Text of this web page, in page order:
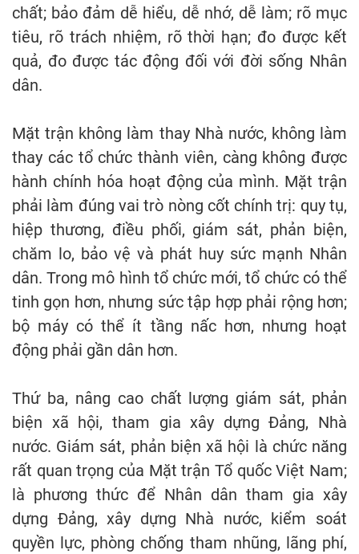
chất; bảo đảm dễ hiểu, dễ nhớ, dễ làm; rõ mục
tiêu, rõ trách nhiệm, rõ thời hạn; đo được kết
quả, đo được tác động đối với đời sống Nhân
dân.
Mặt trận không làm thay Nhà nước, không làm
thay các tổ chức thành viên, càng không được
hành chính hóa hoạt động của mình. Mặt trận
phải làm đúng vai trò nòng cốt chính trị: quy tụ,
hiệp thương, điều phối, giám sát, phản biện,
chăm lo, bảo vệ và phát huy sức mạnh Nhân
dân. Trong mô hình tổ chức mới, tổ chức có thể
tinh gọn hơn, nhưng sức tập hợp phải rộng hơn;
bộ máy có thể ít tầng nấc hơn, nhưng hoạt
động phải gần dân hơn.
Thứ ba, nâng cao chất lượng giám sát, phản
biện xã hội, tham gia xây dựng Đảng, Nhà
nước. Giám sát, phản biện xã hội là chức năng
rất quan trọng của Mặt trận Tổ quốc Việt Nam;
là phương thức để Nhân dân tham gia xây
dựng Đảng, xây dựng Nhà nước, kiểm soát
quyền lực, phòng chống tham nhũng, lãng phí,